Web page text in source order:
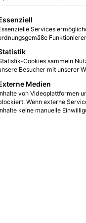
eine Liste der Service-
Services
Cookies sammeln
Besucher mit unserer
Medien
von Videoplattformen
Wenn externe
keine manuelle